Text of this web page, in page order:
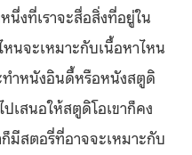
นึ่งที่เราจะสื่อสิ่งที่อยู่ใน
นจะเหมาะกับเนื้อหาไหน
ทำหนังอินดี้หรือหนังสตูดิ
ปเสนอให้สตูดิโอเขาก็คง
มีสตอรี่ที่อาจจะเหมาะกับ